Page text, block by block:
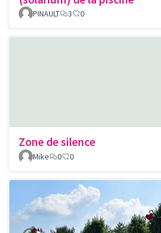
PINAULT 3 0
Zone de silence
Mike
0 0